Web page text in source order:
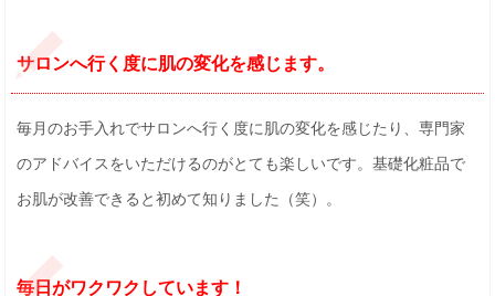
サロンへ行く度に肌の変化を感じます。
毎月のお手入れでサロンへ行く度に肌の変化を感じたり、専門家
のアドバイスをいただけるのがとても楽しいです。基礎化粧品で
お肌が改善できると初めて知りました（笑）。
毎日がワクワクしています！